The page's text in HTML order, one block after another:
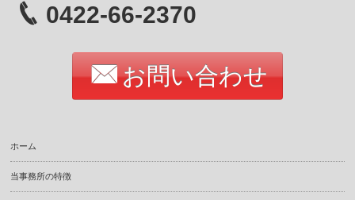
0422-66-2370
お問い合わせ
ホーム
当事務所の特徴